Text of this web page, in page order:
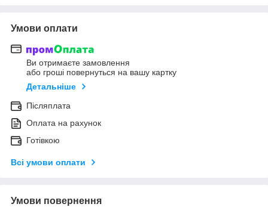
Умови оплати
Ви отримаєте замовлення
або гроші повернуться на вашу картку
Детальніше
Післяплата
Оплата на рахунок
Готівкою
Всі умови оплати
Умови повернення